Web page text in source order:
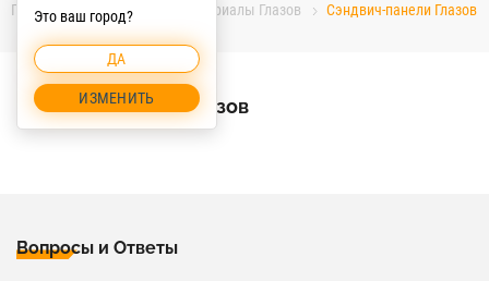
Это ваш город?
ДА
ИЗМЕНИТЬ
Главная Строительные материалы Глазов Сэндвич-панели Глазов
Сэндвич-панели Глазов
Вопросы и Ответы